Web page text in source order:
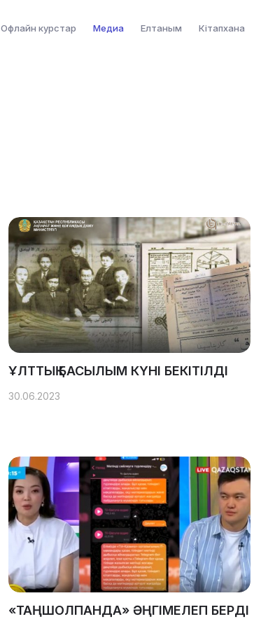
Офлайн курстар Медиа Елтаным Кітапхана
ҰЛТТЫҚ БАСЫЛЫМ КҮНІ БЕКІТІЛДІ
30.06.2023
«ТАҢШОЛПАНДА» ӘҢГІМЕЛЕП БЕРДІ